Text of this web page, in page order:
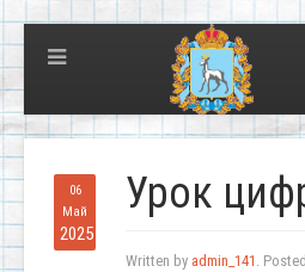
06
Май
2025
Урок
Written by admin_141 .